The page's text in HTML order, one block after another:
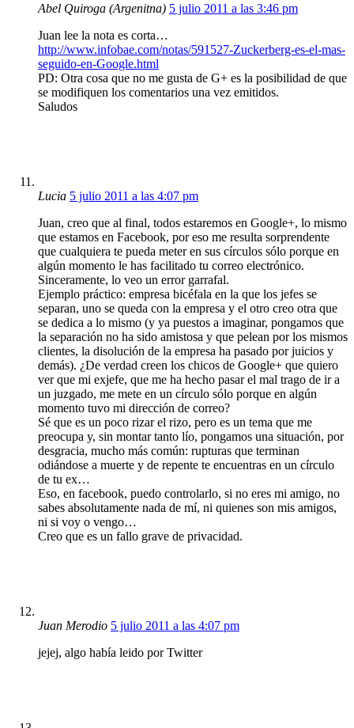
Abel Quiroga (Argenitna) 5 julio 2011 a las 3:46 pm
Juan lee la nota es corta…
http://www.infobae.com/notas/591527-Zuckerberg-es-el-mas-
seguido-en-Google.html
PD: Otra cosa que no me gusta de G+ es la posibilidad de que
se modifiquen los comentarios una vez emitidos.
Saludos
Lucia 5 julio 2011 a las 4:07 pm
Juan, creo que al final, todos estaremos en Google+, lo mismo
que estamos en Facebook, por eso me resulta sorprendente
que cualquiera te pueda meter en sus círculos sólo porque en
algún momento le has facilitado tu correo electrónico.
Sinceramente, lo veo un error garrafal.
Ejemplo práctico: empresa bicéfala en la que los jefes se
separan, uno se queda con la empresa y el otro creo otra que
se dedica a lo mismo (y ya puestos a imaginar, pongamos que
la separación no ha sido amistosa y que pelean por los mismos
clientes, la disolución de la empresa ha pasado por juicios y
demás). ¿De verdad creen los chicos de Google+ que quiero
ver que mi exjefe, que me ha hecho pasar el mal trago de ir a
un juzgado, me mete en un círculo sólo porque en algún
momento tuvo mi dirección de correo?
Sé que es un poco rizar el rizo, pero es un tema que me
preocupa y, sin montar tanto lío, pongamos una situación, por
desgracia, mucho más común: rupturas que terminan
odiándose a muerte y de repente te encuentras en un círculo
de tu ex…
Eso, en facebook, puedo controlarlo, si no eres mi amigo, no
sabes absolutamente nada de mí, ni quienes son mis amigos,
ni si voy o vengo…
Creo que es un fallo grave de privacidad.
Juan Merodio 5 julio 2011 a las 4:07 pm
jejej, algo había leido por Twitter